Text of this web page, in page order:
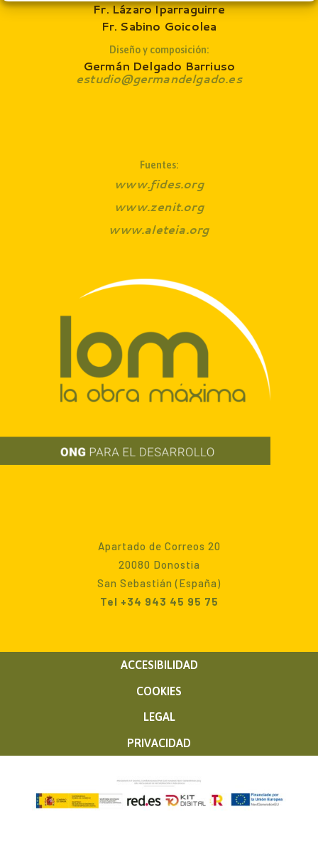
Fr. Lázaro Iparraguirre
Fr. Sabino Goicolea
Diseño y composición:
Germán Delgado Barriuso
estudio@germandelgado.es
Fuentes:
www.fides.org
www.zenit.org
www.aleteia.org
Apartado de Correos 20
20080 Donostia
San Sebastián (España)
Tel +34 943 45 95 75
ACCESIBILIDAD
COOKIES
LEGAL
PRIVACIDAD